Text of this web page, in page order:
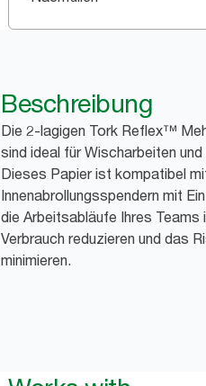
Beschreibung
Die 2-lagigen Tork Reflex™
sind ideal für Wischarbeiten
Dieses Papier ist kompatibel
Innenabrollungsspendern mit
die Arbeitsabläufe Ihres Teams
Verbrauch reduzieren und das
minimieren.